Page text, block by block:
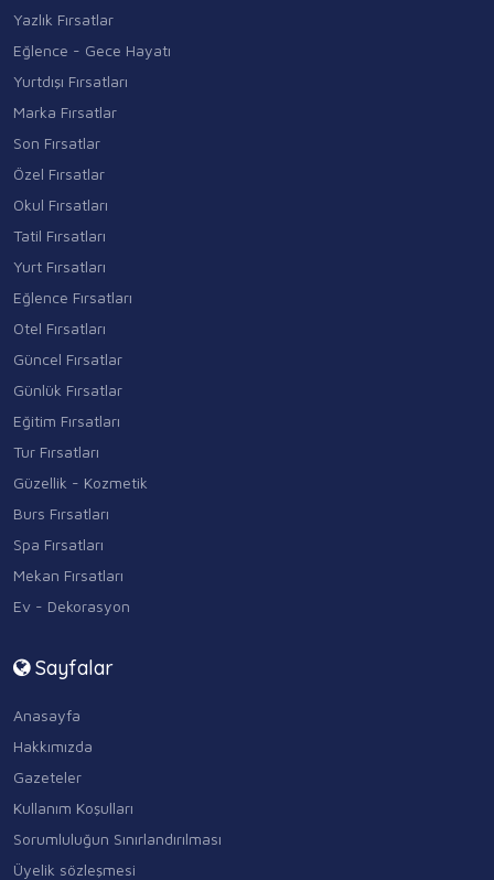
Yazlık Fırsatlar
Eğlence - Gece Hayatı
Yurtdışı Fırsatları
Marka Fırsatlar
Son Fırsatlar
Özel Fırsatlar
Okul Fırsatları
Tatil Fırsatları
Yurt Fırsatları
Eğlence Fırsatları
Otel Fırsatları
Güncel Fırsatlar
Günlük Fırsatlar
Eğitim Fırsatları
Tur Fırsatları
Güzellik - Kozmetik
Burs Fırsatları
Spa Fırsatları
Mekan Fırsatları
Ev - Dekorasyon
Sayfalar
Anasayfa
Hakkımızda
Gazeteler
Kullanım Koşulları
Sorumluluğun Sınırlandırılması
Üyelik sözleşmesi